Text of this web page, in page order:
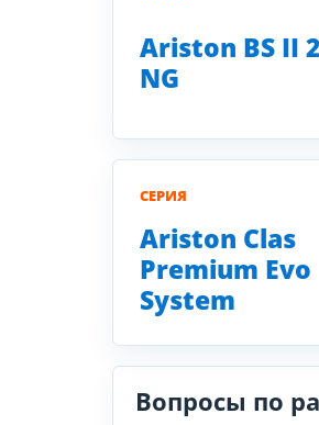
Ariston BS II
NG
СЕРИЯ
Ariston Clas
Premium Evo
System
Вопросы по